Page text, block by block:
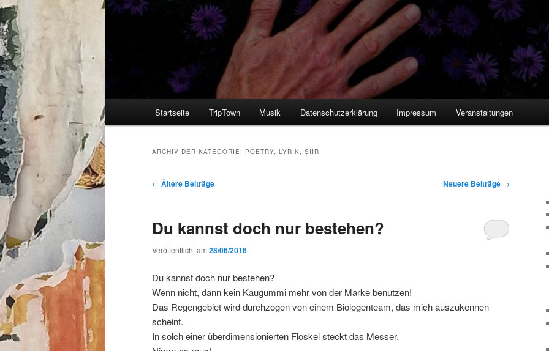
Zum
Zum
Startseite TripTown Musik Datenschutzerklärung Impressum Veranstaltungen
ARCHIV DER KATEGORIE: POETRY, LYRIK, ȘIIR
Artikelnavigation
← Ältere Beiträge Neuere Beiträge →
Du kannst doch nur bestehen?
Veröffentlicht am 28/06/2016
Du kannst doch nur bestehen?
Wenn nicht, dann kein Kaugummi mehr von der Marke benutzen!
Das Regengebiet wird durchzogen von einem Biologenteam, das mich auszukennen
scheint.
In solch einer überdimensionierten Floskel steckt das Messer.